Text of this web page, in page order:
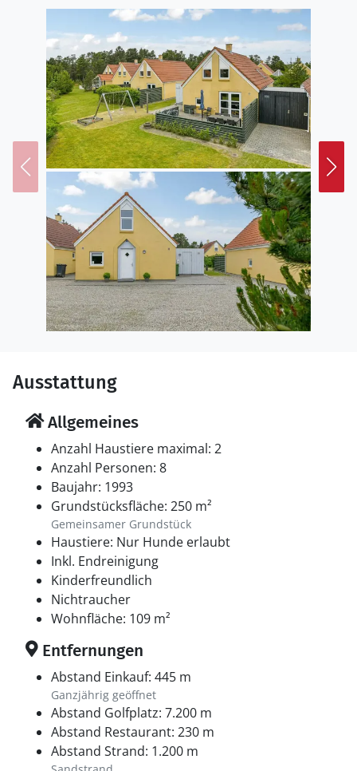
Ausstattung
Allgemeines
Anzahl Haustiere maximal: 2
Anzahl Personen: 8
Baujahr: 1993
Grundstücksfläche: 250 m²
Gemeinsamer Grundstück
Haustiere: Nur Hunde erlaubt
Inkl. Endreinigung
Kinderfreundlich
Nichtraucher
Wohnfläche: 109 m²
Entfernungen
Abstand Einkauf: 445 m
Ganzjährig geöffnet
Abstand Golfplatz: 7.200 m
Abstand Restaurant: 230 m
Abstand Strand: 1.200 m